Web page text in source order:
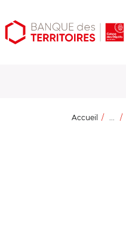
Aller
au
Aller
au
Ouvrir
les
Accueil ...